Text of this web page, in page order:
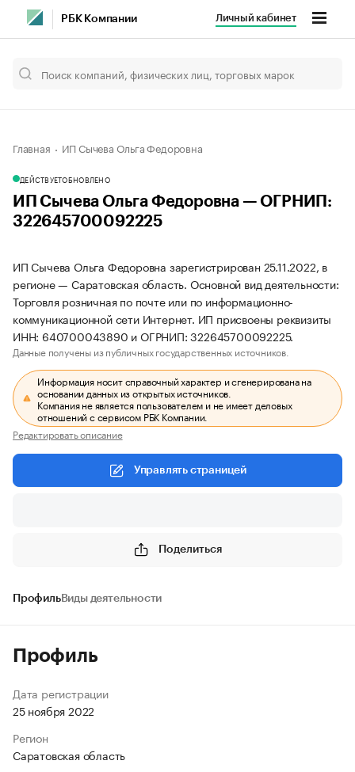
РБК Компании Личный кабинет
Главная ИП Сычева Ольга Федоровна
ДЕЙСТВУЕТОБНОВЛЕНО
ИП Сычева Ольга Федоровна — ОГРНИП:
322645700092225
ИП Сычева Ольга Федоровна зарегистрирован 25.11.2022, в
регионе — Саратовская область. Основной вид деятельности:
Торговля розничная по почте или по информационно-
коммуникационной сети Интернет. ИП присвоены реквизиты
ИНН: 640700043890 и ОГРНИП: 322645700092225.
Данные получены из публичных государственных источников.
Информация носит справочный характер и сгенерирована на
основании данных из открытых источников.
Компания не является пользователем и не имеет деловых
отношений с сервисом РБК Компании.
Редактировать описание
Управлять страницей
Поделиться
ПрофильВиды деятельности
Профиль
Дата регистрации
25 ноября 2022
Регион
Саратовская область